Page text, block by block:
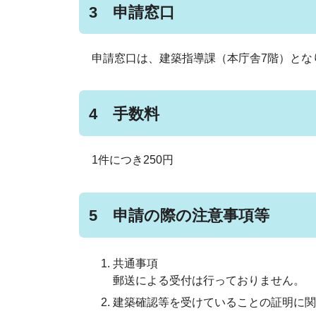
3 申請窓口
申請窓口は、建築指導課（本庁舎7階）とな
4 手数料
1件につき250円
5 申請の際の注意事項等
共通事項
郵送による受付は行っておりません。
建築確認等を受けていることの証明に